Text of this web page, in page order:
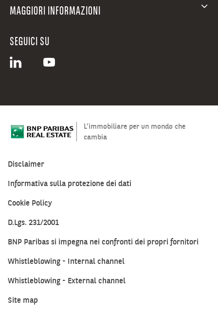
MAGGIORI INFORMAZIONI
SEGUICI SU
L’immobiliare per un mondo che
cambia
Disclaimer
Informativa sulla protezione dei dati
Cookie Policy
D.Lgs. 231/2001
BNP Paribas si impegna nei confronti dei propri fornitori
Whistleblowing - Internal channel
Whistleblowing - External channel
Site map